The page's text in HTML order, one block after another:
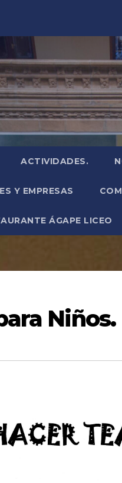
ACTIVIDADES.
Y EMPRESAS
ÁGAPE LICEO
Niños.